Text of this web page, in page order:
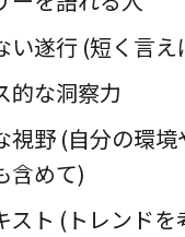
い遂行 (短く言え
的な洞察力
視野 (自分の環
含めて)
スト (トレンドを